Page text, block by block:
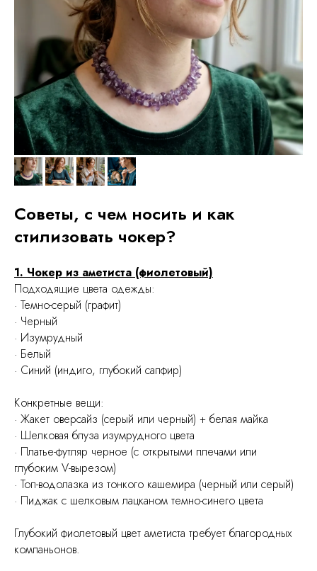
Советы, с чем носить и как
стилизовать чокер?
1. Чокер из аметиста (фиолетовый)
Подходящие цвета одежды:
· Темно-серый (графит)
· Черный
· Изумрудный
· Белый
· Синий (индиго, глубокий сапфир)
Конкретные вещи:
· Жакет оверсайз (серый или черный) + белая майка
· Шелковая блуза изумрудного цвета
· Платье-футляр черное (с открытыми плечами или
глубоким V-вырезом)
· Топ-водолазка из тонкого кашемира (черный или серый)
· Пиджак с шелковым лацканом темно-синего цвета
Глубокий фиолетовый цвет аметиста требует благородных
компаньонов.